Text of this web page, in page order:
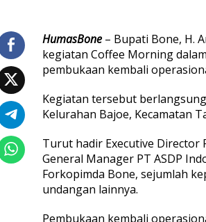
i
r
i
C
f
f
M
o
r
n
n
HumasBone – Bupati Bone, H.
kegiatan Coffee Morning
pembukaan kembali
Kegiatan tersebut
Kelurahan Bajoe, Kecamatan
Turut hadir Executive Director
General Manager PT ASDP
Forkopimda Bone, sejumlah
undangan lainnya.
Pembukaan kembali